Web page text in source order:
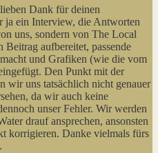
Dank für deinen
ja ein Interview, die Antworten
uns, sondern von The Local
Beitrag aufbereitet, passende
und Grafiken (wie die vom
Den Punkt mit der
wir uns tatsächlich nicht genauer
da wir auch keine
unser Fehler. Wir werden
drauf ansprechen, ansonsten
korrigieren. Danke vielmals fürs